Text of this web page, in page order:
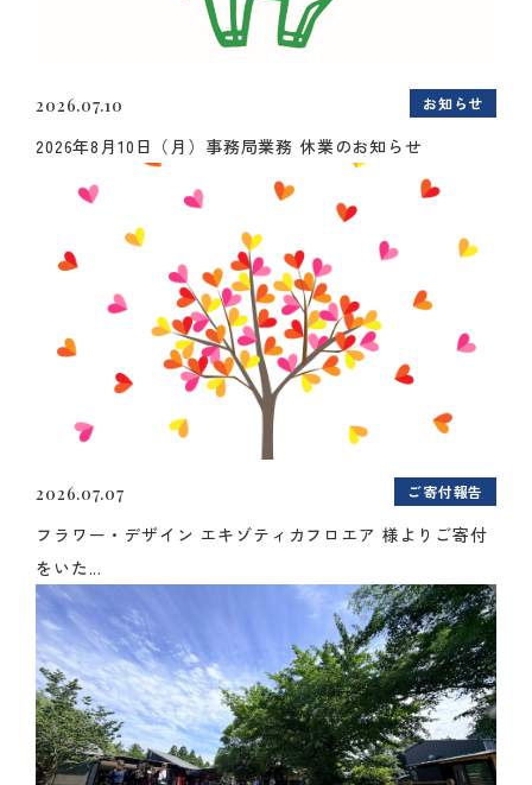
2026.07.10 お知らせ
2026年8月10日（月）事務局業務 休業のお知らせ
2026.07.07 ご寄付報告
フラワー・デザイン エキゾティカフロエア 様よりご寄付
をいた...